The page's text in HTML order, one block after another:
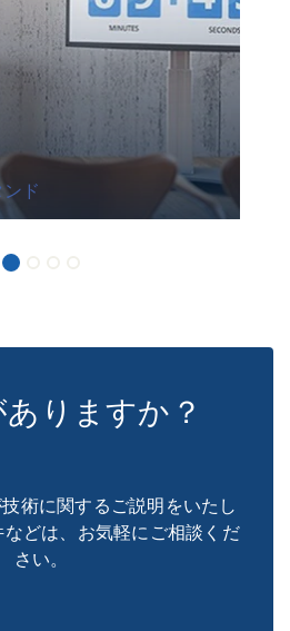
ド
りますか？
術に関するご説明をいたし
どは、お気軽にご相談くだ
さい。